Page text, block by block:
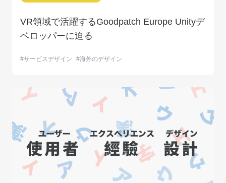
VR領域で活躍するGoodpatch Europe Unityデ
ベロッパーに迫る
サービスデザイン 海外のデザイン